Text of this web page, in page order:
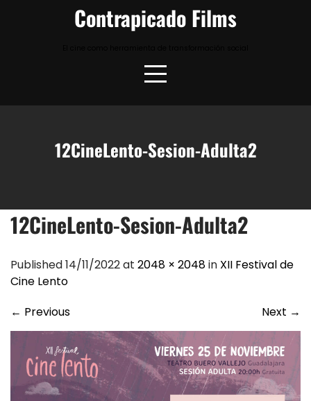
Contrapicado Films
12CineLento-Sesion-Adulta2
12CineLento-Sesion-Adulta2
Published 14/11/2022 at 2048 × 2048in XII Festival de
Cine Lento
← Previous Next →